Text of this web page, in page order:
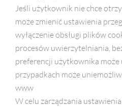
Jeśli użytkownik nie chce
może zmienić ustawienia
wyłączenie obsługi plików
procesów uwierzytelniania,
preferencji użytkownika
przypadkach może
www
W celu zarządzania